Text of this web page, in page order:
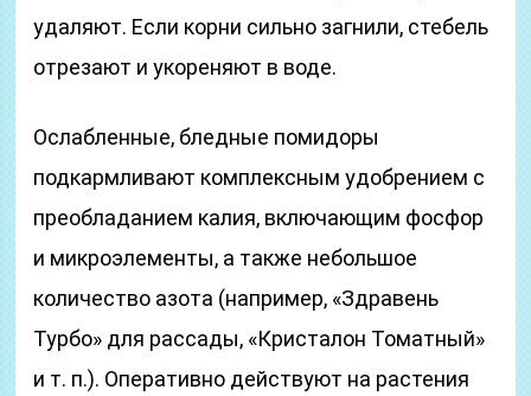
удаляют. Если корни сильно загнили, стебель
отрезают и укореняют в воде.
Ослабленные, бледные помидоры
подкармливают комплексным удобрением с
преобладанием калия, включающим фосфор
и микроэлементы, а также небольшое
количество азота (например, «Здравень
Турбо» для рассады, «Кристалон Томатный»
и т. п.). Оперативно действуют на растения